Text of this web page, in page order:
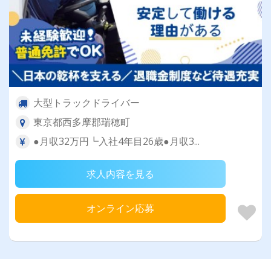
大型トラックドライバー
東京都西多摩郡瑞穂町
●月収32万円┗入社4年目26歳●月収3...
求人内容を見る
オンライン応募